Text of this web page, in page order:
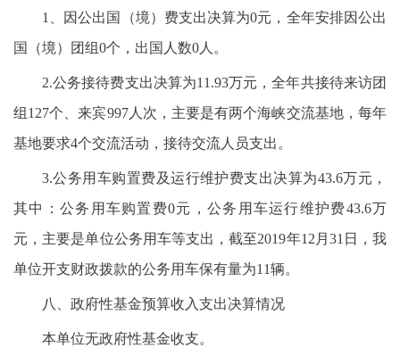
1、因公出国（境）费支出决算为0元，全年安排因公出
国（境）团组0个，出国人数0人。
2.公务接待费支出决算为11.93万元，全年共接待来访团
组127个、来宾997人次，主要是有两个海峡交流基地，每年
基地要求4个交流活动，接待交流人员支出。
3.公务用车购置费及运行维护费支出决算为43.6万元，
其中：公务用车购置费0元，公务用车运行维护费43.6万
元，主要是单位公务用车等支出，截至2019年12月31日，我
单位开支财政拨款的公务用车保有量为11辆。
八、政府性基金预算收入支出决算情况
本单位无政府性基金收支。